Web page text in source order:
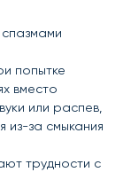
попытке
вместо
или распев,
из-за смыкания
трудности с